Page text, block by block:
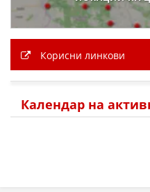
Корисни линкови
Календар на